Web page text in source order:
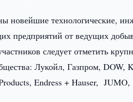
новейшие технологические,
предприятий от ведущих
следует отметить
Лукойл, Газпром,
Endress + Hauser,